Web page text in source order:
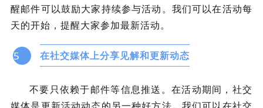
醒邮件可以鼓励大家持续参与活动。我们可以在活动每
天的开始，提醒大家参加最新活动。
5 在社交媒体上分享见解和更新动态
不要只依赖于邮件等信息推送。在活动期间，社交